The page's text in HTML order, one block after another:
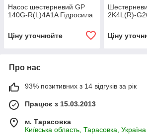
Насос шестерневий GP
140G-R(L)4A1A Гідросила
Ціну уточнюйте
2K4L(R)-
Ціну
Про нас
93% позитивних з 14 відгуків за рік
Працює з 15.03.2013
м. Тарасовка
Київська область, Тарасовка, Україна